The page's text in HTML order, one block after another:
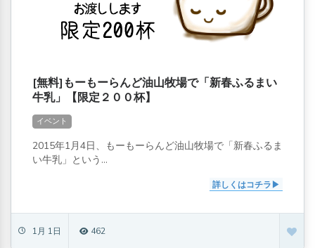
[無料]もーもーらんど油山牧場で「新春ふるまい
牛乳」【限定２００杯】
イベント
2015年1月4日、もーもーらんど油山牧場で「新春ふるま
い牛乳」という...
詳しくはコチラ
1月 1日 462